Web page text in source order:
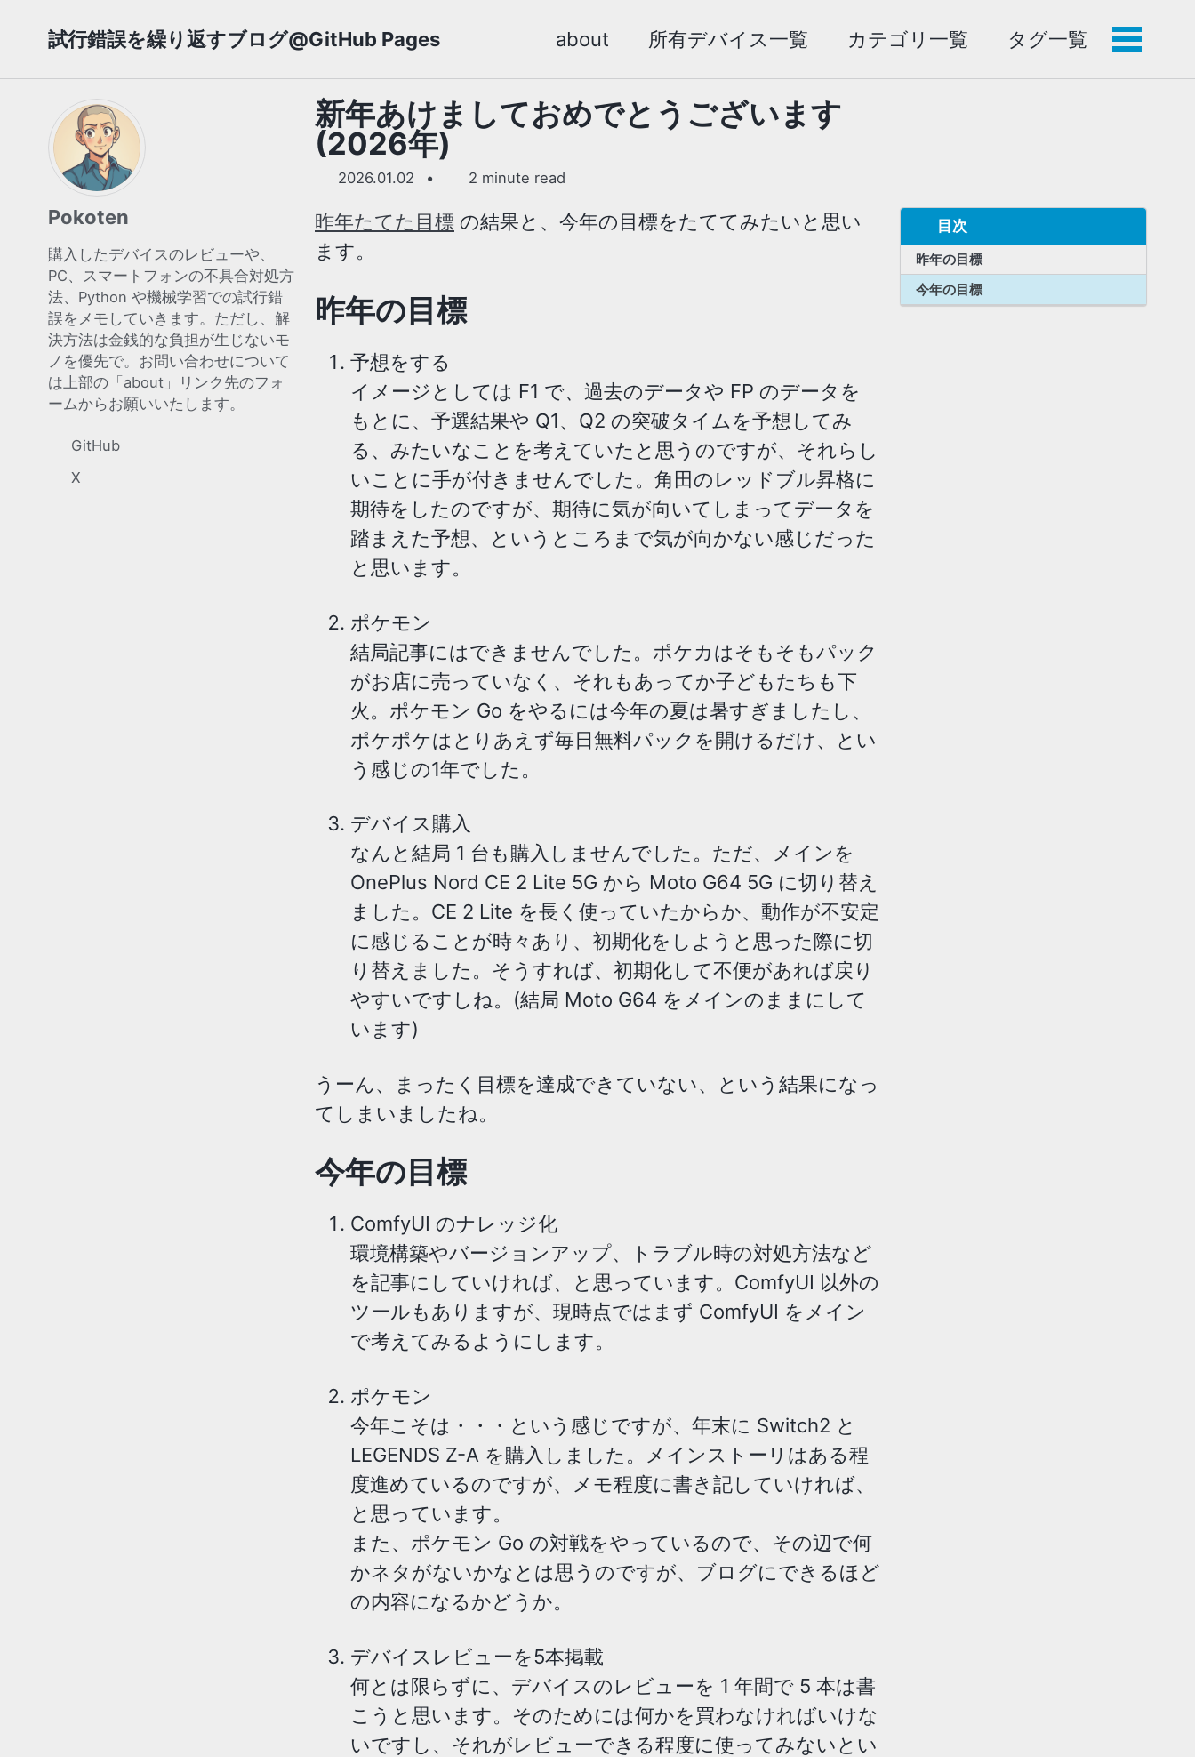
primary
navigation
content
footer
試行錯誤を繰り返すブログ@GitHub Pages about 所有デバイス一覧 カテゴリ一覧 タグ一覧
メ
ニ
Pokoten
購入したデバイスのレビューや、
PC、スマートフォンの不具合対処方
法、Python や機械学習での試行錯
誤をメモしていきます。ただし、解
決方法は金銭的な負担が生じないモ
ノを優先で。お問い合わせについて
は上部の「about」リンク先のフォ
ームからお願いいたします。
GitHub
X
新年あけましておめでとうございます
(2026年)
2026.01.02 2 minute read
目次
昨年の目標
今年の目標
昨年たてた目標 の結果と、今年の目標をたててみたいと思い
ます。
昨年の目標
予想をする
イメージとしては F1 で、過去のデータや FP のデータを
もとに、予選結果や Q1、Q2 の突破タイムを予想してみ
る、みたいなことを考えていたと思うのですが、それらし
いことに手が付きませんでした。角田のレッドブル昇格に
期待をしたのですが、期待に気が向いてしまってデータを
踏まえた予想、というところまで気が向かない感じだった
と思います。
ポケモン
結局記事にはできませんでした。ポケカはそもそもパック
がお店に売っていなく、それもあってか子どもたちも下
火。ポケモン Go をやるには今年の夏は暑すぎましたし、
ポケポケはとりあえず毎日無料パックを開けるだけ、とい
う感じの1年でした。
デバイス購入
なんと結局 1 台も購入しませんでした。ただ、メインを
OnePlus Nord CE 2 Lite 5G から Moto G64 5G に切り替え
ました。CE 2 Lite を長く使っていたからか、動作が不安定
に感じることが時々あり、初期化をしようと思った際に切
り替えました。そうすれば、初期化して不便があれば戻り
やすいですしね。(結局 Moto G64 をメインのままにして
います)
うーん、まったく目標を達成できていない、という結果になっ
てしまいましたね。
今年の目標
ComfyUI のナレッジ化
環境構築やバージョンアップ、トラブル時の対処方法など
を記事にしていければ、と思っています。ComfyUI 以外の
ツールもありますが、現時点ではまず ComfyUI をメイン
で考えてみるようにします。
ポケモン
今年こそは・・・という感じですが、年末に Switch2 と
LEGENDS Z-A を購入しました。メインストーリはある程
度進めているのですが、メモ程度に書き記していければ、
と思っています。
また、ポケモン Go の対戦をやっているので、その辺で何
かネタがないかなとは思うのですが、ブログにできるほど
の内容になるかどうか。
デバイスレビューを5本掲載
何とは限らずに、デバイスのレビューを 1 年間で 5 本は書
こうと思います。そのためには何かを買わなければいけな
いですし、それがレビューできる程度に使ってみないとい